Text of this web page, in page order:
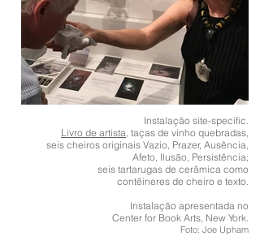
Instalação site-specific.
Livro de artista, taças de vinho quebradas,
seis cheiros originais Vazio, Prazer, Ausência,
Afeto, Ilusão, Persistência;
seis tartarugas de cerâmica como
contêineres de cheiro e texto.
Instalação apresentada no
Center for Book Arts, New York.
Foto: Joe Upham